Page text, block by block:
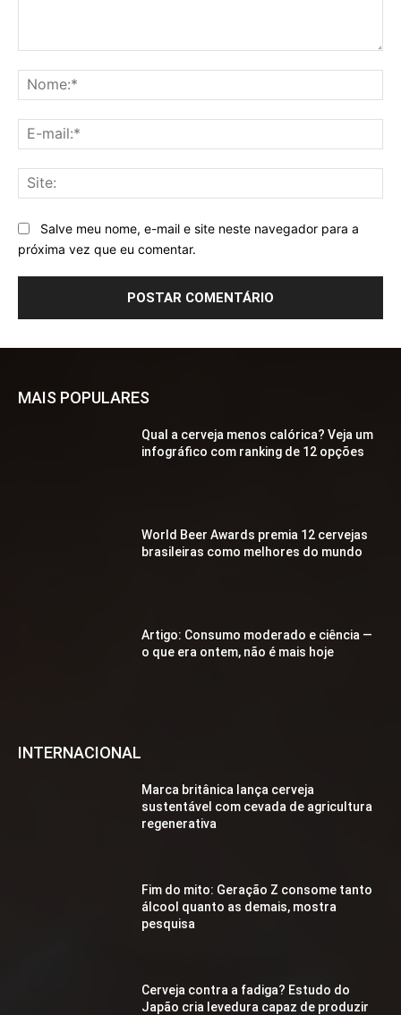
Salve meu nome, e-mail e site neste navegador para a
próxima vez que eu comentar.
MAIS POPULARES
Qual a cerveja menos calórica? Veja um
infográfico com ranking de 12 opções
World Beer Awards premia 12 cervejas
brasileiras como melhores do mundo
Artigo: Consumo moderado e ciência —
o que era ontem, não é mais hoje
INTERNACIONAL
Marca britânica lança cerveja
sustentável com cevada de agricultura
regenerativa
Fim do mito: Geração Z consome tanto
álcool quanto as demais, mostra
pesquisa
Cerveja contra a fadiga? Estudo do
Japão cria levedura capaz de produzir